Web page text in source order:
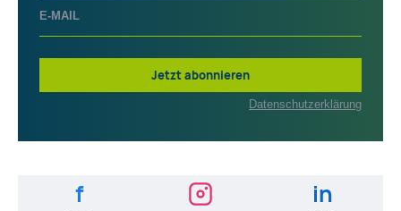
Jetzt abonnieren
Datenschutzerklärung
f in